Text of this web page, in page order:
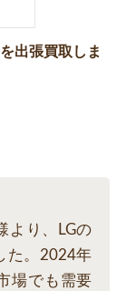
出張買取しま
より、LGの
た。2024年
場でも需要